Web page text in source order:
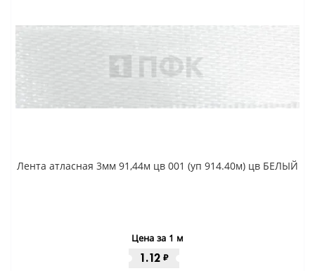
Лента атласная 3мм 91,44м цв 001 (уп 914.40м) цв БЕЛЫЙ
Цена за 1 м
1.12 ₽